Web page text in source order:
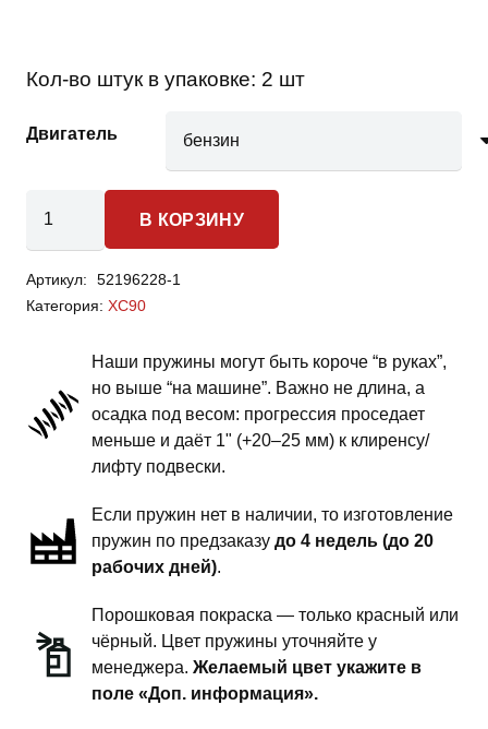
Кол-во штук в упаковке: 2 шт
Двигатель
товара
XC90
-
передней
подвески
-
В КОРЗИНУ
Артикул:
52196228-1
Категория: XC90
Наши пружины могут быть короче “в руках”,
но выше “на машине”. Важно не длина, а
осадка под весом: прогрессия проседает
меньше и даёт 1" (+20–25 мм) к клиренсу/
лифту подвески.
Если пружин нет в наличии, то изготовление
пружин по предзаказу до 4 недель (до 20
рабочих дней).
Порошковая покраска — только красный или
чёрный. Цвет пружины уточняйте у
менеджера. Желаемый цвет укажите в
поле «Доп. информация».